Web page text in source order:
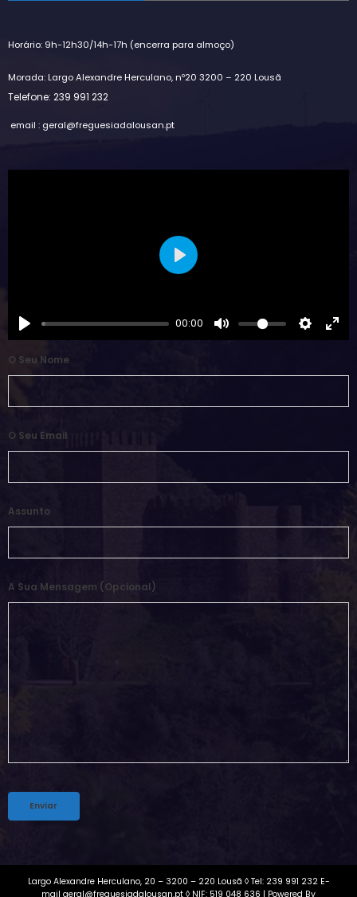
Horário: 9h-12h30/14h-17h (encerra para almoço)
Morada: Largo Alexandre Herculano, nº20 3200 – 220 Lousã
Telefone: 239 991 232
email : geral@freguesiadalousan.pt
00:00
Play
O Seu Nome
O Seu Email
Assunto
A Sua Mensagem (opcional)
Largo Alexandre Herculano, 20 – 3200 – 220 Lousã ◊ Tel: 239 991 232 E-
mail geral@freguesiadalousan.pt ◊ NIF: 519 048 636 | Powered By